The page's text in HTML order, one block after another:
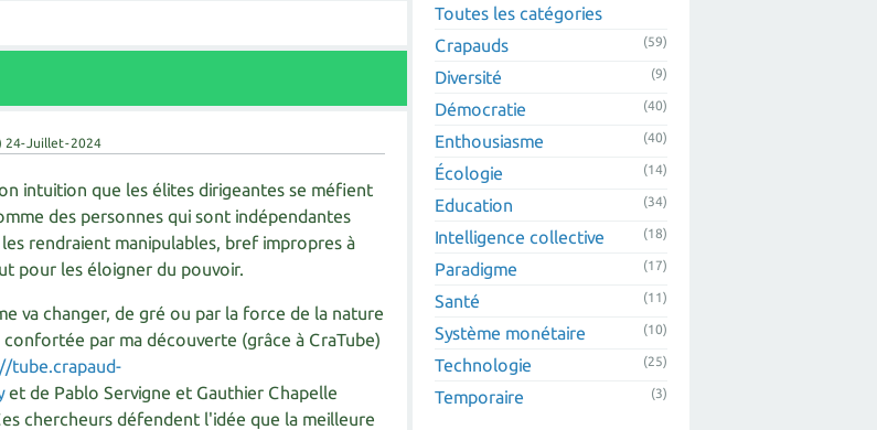
24-Juillet-2024
intuition que les élites dirigeantes se méfient
des personnes qui sont indépendantes
rendraient manipulables, bref impropres à
pour les éloigner du pouvoir.
va changer, de gré ou par la force de la nature
par ma découverte (grâce à CraTube)
tube.crapaud-
et de Pablo Servigne et Gauthier Chapelle
chercheurs défendent l'idée que la meilleure
Toutes les catégories
Crapauds
(59)
Diversité (9)
Démocratie (40)
Enthousiasme (40)
Écologie (14)
Education (34)
Intelligence collective (18)
Paradigme (17)
Santé (11)
Système monétaire (10)
Technologie (25)
Temporaire (3)